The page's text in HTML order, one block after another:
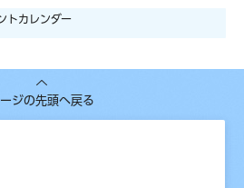
トカレンダー
ジの先頭へ戻る